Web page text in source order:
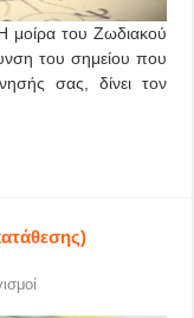
μοίρα του Ζωδιακού
του σημείου που
σας, δίνει τον